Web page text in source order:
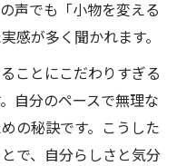
声でも「小物を変える
感が多く聞かれます。
ことにこだわりすぎる
自分のペースで無理な
の秘訣です。こうした
で、自分らしさと気分